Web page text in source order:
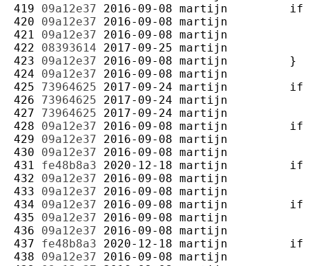
419 09a12e37 2016-09-08 martijn
420 09a12e37 2016-09-08 martijn
421 09a12e37 2016-09-08 martijn
422 08393614 2017-09-25 martijn
423 09a12e37 2016-09-08 martijn
424 09a12e37 2016-09-08 martijn
425 73964625 2017-09-24 martijn
426 73964625 2017-09-24 martijn
427 73964625 2017-09-24 martijn
428 09a12e37 2016-09-08 martijn
429 09a12e37 2016-09-08 martijn
430 09a12e37 2016-09-08 martijn
431 fe48b8a3 2020-12-18 martijn
432 09a12e37 2016-09-08 martijn
433 09a12e37 2016-09-08 martijn
434 09a12e37 2016-09-08 martijn
435 09a12e37 2016-09-08 martijn
436 09a12e37 2016-09-08 martijn
437 fe48b8a3 2020-12-18 martijn
438 09a12e37 2016-09-08 martijn